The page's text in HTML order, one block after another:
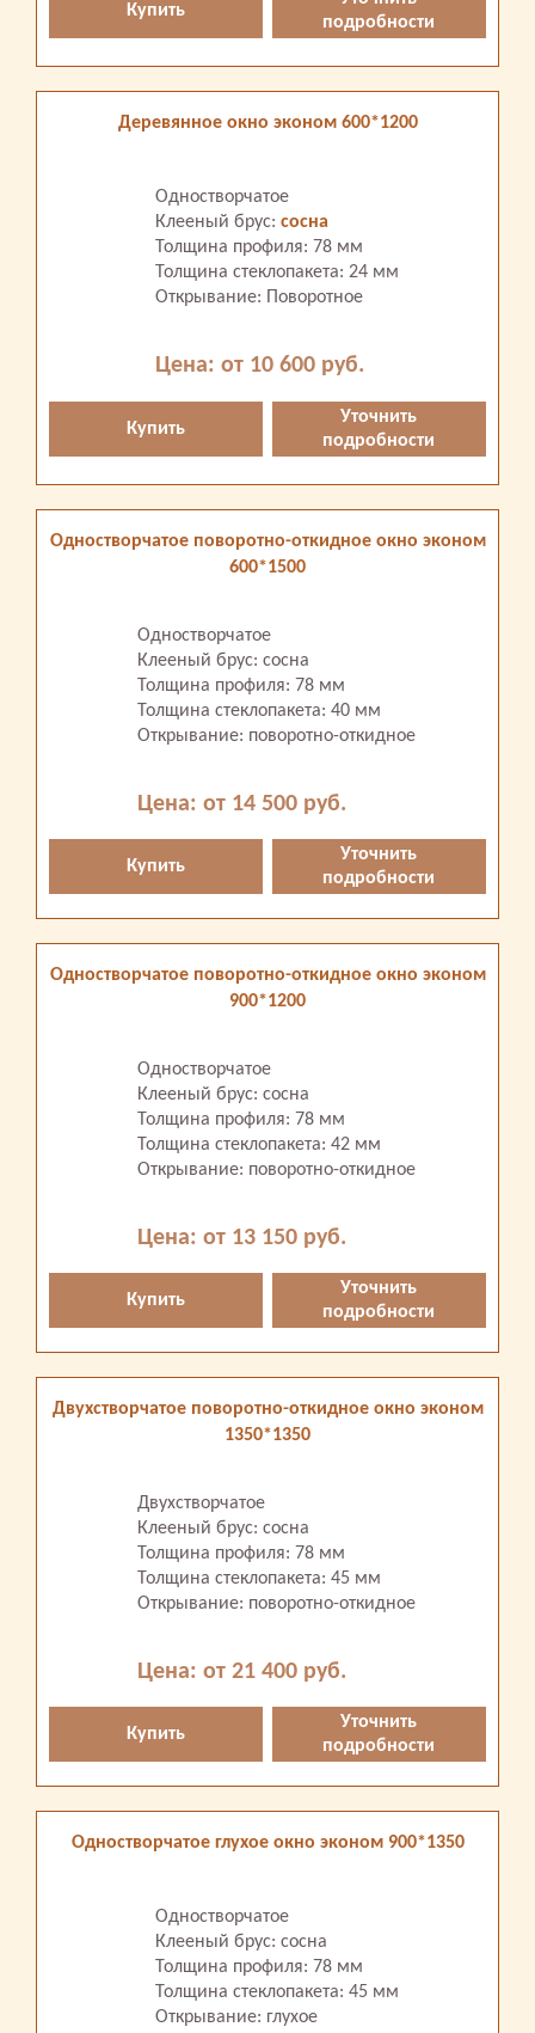
Купить
подробности
Деревянное окно эконом 600*1200
Одностворчатое
Клееный брус: сосна
Толщина профиля: 78 мм
Толщина стеклопакета: 24 мм
Открывание: Поворотное
Цена: от 10 600 руб.
Купить
Уточнить
подробности
Одностворчатое поворотно-откидное окно эконом
600*1500
Одностворчатое
Клееный брус: сосна
Толщина профиля: 78 мм
Толщина стеклопакета: 40 мм
Открывание: поворотно-откидное
Цена: от 14 500 руб.
Купить
Уточнить
подробности
Одностворчатое поворотно-откидное окно эконом
900*1200
Одностворчатое
Клееный брус: сосна
Толщина профиля: 78 мм
Толщина стеклопакета: 42 мм
Открывание: поворотно-откидное
Цена: от 13 150 руб.
Купить
Уточнить
подробности
Двухстворчатое поворотно-откидное окно эконом
1350*1350
Двухстворчатое
Клееный брус: сосна
Толщина профиля: 78 мм
Толщина стеклопакета: 45 мм
Открывание: поворотно-откидное
Цена: от 21 400 руб.
Купить
Уточнить
подробности
Одностворчатое глухое окно эконом 900*1350
Одностворчатое
Клееный брус: сосна
Толщина профиля: 78 мм
Толщина стеклопакета: 45 мм
Открывание: глухое